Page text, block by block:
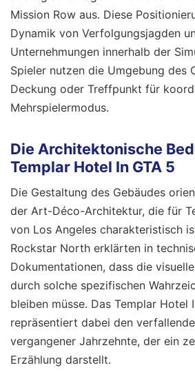
Mission Row aus. Diese
Dynamik von Verfolgungsjagden
Unternehmungen innerhalb der
Spieler nutzen die Umgebung des
Deckung oder Treffpunkt für
Mehrspielermodus.
Die Architektonische
Templar Hotel In GTA 5
Die Gestaltung des Gebäudes
der Art-Déco-Architektur, die für
von Los Angeles charakteristisch
Rockstar North erklärten in
Dokumentationen, dass die
durch solche spezifischen
bleiben müsse. Das Templar Hotel
repräsentiert dabei den
vergangener Jahrzehnte, der ein
Erzählung darstellt.